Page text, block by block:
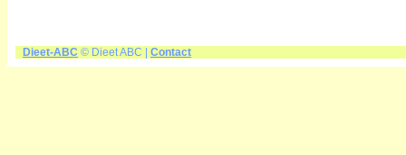
Dieet-ABC © Dieet ABC | Contact